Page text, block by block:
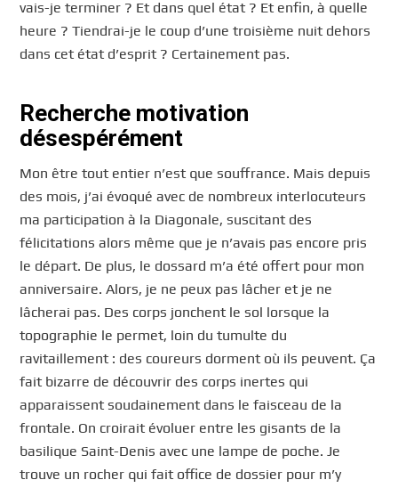
vais-je terminer ? Et dans quel état ? Et enfin, à quelle
heure ? Tiendrai-je le coup d’une troisième nuit dehors
dans cet état d’esprit ? Certainement pas.
Recherche motivation
désespérément
Mon être tout entier n’est que souffrance. Mais depuis
des mois, j’ai évoqué avec de nombreux interlocuteurs
ma participation à la Diagonale, suscitant des
félicitations alors même que je n’avais pas encore pris
le départ. De plus, le dossard m’a été offert pour mon
anniversaire. Alors, je ne peux pas lâcher et je ne
lâcherai pas. Des corps jonchent le sol lorsque la
topographie le permet, loin du tumulte du
ravitaillement : des coureurs dorment où ils peuvent. Ça
fait bizarre de découvrir des corps inertes qui
apparaissent soudainement dans le faisceau de la
frontale. On croirait évoluer entre les gisants de la
basilique Saint-Denis avec une lampe de poche. Je
trouve un rocher qui fait office de dossier pour m’y